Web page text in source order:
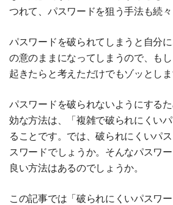
つれて、パスワードを狙う手法も続々
パスワードを破られてしまうと自分
の意のままになってしまうので、も
起きたらと考えただけでもゾッとしま
パスワードを破られないようにする
効な方法は、「複雑で破られにくい
ることです。では、破られにくいパ
スワードでしょうか。そんなパスワ
良い方法はあるのでしょうか。
この記事では「破られにくいパスワ